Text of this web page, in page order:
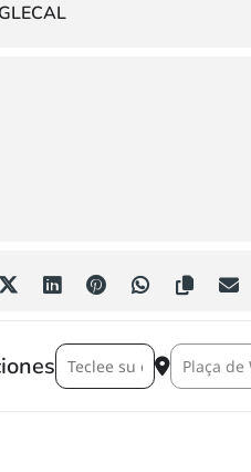
Address - Taula Rodona